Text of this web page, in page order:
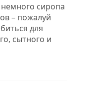
сиропа
– пожалуй
для
сытного и